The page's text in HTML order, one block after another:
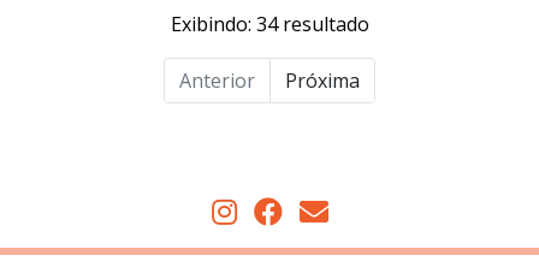
Exibindo: 34 resultado
Anterior Próxima